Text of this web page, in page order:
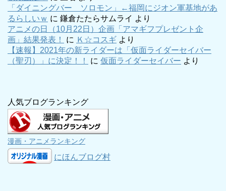
「ダイニングバー ソロモン」←福岡にジオン軍基地があ
るらしいｗ に 鎌倉たたらサムライ より
アニメの日（10月22日）企画「アマギフプレゼント企
画」結果発表！
に Ｋ☆コスギ より
【速報】2021年の新ライダーは「仮面ライダーセイバー
（聖刃）」に決定！！
に 仮面ライダーセイバー より
人気ブログランキング
漫画・アニメランキング
にほんブログ村